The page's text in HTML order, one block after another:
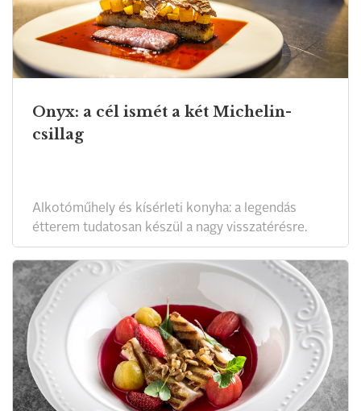
Onyx: a cél ismét a két Michelin-
csillag
Alkotóműhely és kísérleti konyha: a legendás
étterem tudatosan készül a nagy visszatérésre.